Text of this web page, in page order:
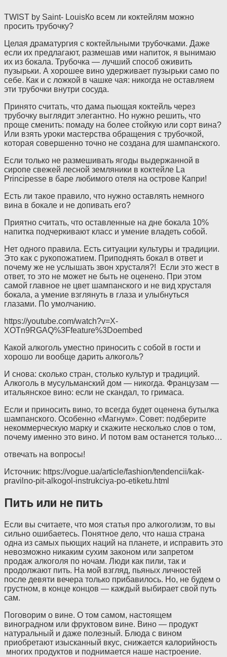
TWIST by Saint- LouisКо всем ли коктейлям можно
просить трубочку?
Целая драматургия с коктейльными трубочками. Даже
если их предлагают, размешав ими напиток, я вынимаю
их из бокала. Трубочка — лучший способ оживить
пузырьки. А хорошее вино удерживает пузырьки само по
себе. Как и с ложкой в чашке чая: никогда не оставляем
эти трубочки внутри сосуда.
Принято считать, что дама пьющая коктейль через
трубочку выглядит элегантно. Но нужно решить, что
проще сменить: помаду на более стойкую или сорт вина?
Или взять уроки мастерства обращения с трубочкой,
которая совершенно точно не создана для шампанского.
Если только не размешивать ягоды выдержанной в
сиропе свежей лесной земляники в коктейле La
Principesse в баре любимого отеля на острове Капри!
Есть ли такое правило, что нужно оставлять немного
вина в бокале и не допивать его?
Приятно считать, что оставленные на дне бокала 10%
напитка подчеркивают класс и умение владеть собой.
Нет одного правила. Есть ситуации культуры и традиции.
Это как с рукопожатием. Приподнять бокал в ответ и
почему же не услышать звон хрусталя?! Если это жест в
ответ, то это не может не быть не оценено. При этом
самой главное не цвет шампанского и не вид хрусталя
бокала, а умение взглянуть в глаза и улыбнуться
глазами. По умолчанию.
https://youtube.com/watch?v=X-
XOTn9RGAQ%3Ffeature%3Doembed
Какой алкоголь уместно приносить с собой в гости и
хорошо ли вообще дарить алкоголь?
И снова: сколько стран, столько культур и традиций.
Алкоголь в мусульманский дом — никогда. Французам —
итальянское вино: если не скандал, то гримаса.
Если и приносить вино, то всегда будет оценена бутылка
шампанского. Особенно «Магнум». Совет: подберите
некоммерческую марку и скажите несколько слов о том,
почему именно это вино. И потом вам останется только…
отвечать на вопросы!
Источник: https://vogue.ua/article/fashion/tendencii/kak-
pravilno-pit-alkogol-instrukciya-po-etiketu.html
Пить или не пить
Если вы считаете, что моя статья про алкоголизм, то вы
сильно ошибаетесь. Понятное дело, что наша страна
одна из самых пьющих наций на планете, и исправить это
невозможно никаким сухим законом или запретом
продаж алкоголя по ночам. Люди как пили, так и
продолжают пить. На мой взгляд, пьяных личностей
после девяти вечера только прибавилось. Но, не будем о
грустном, в конце концов — каждый выбирает свой путь
сам.
Поговорим о вине. О том самом, настоящем
виноградном или фруктовом вине. Вино — продукт
натуральный и даже полезный. Блюда с вином
приобретают изысканный вкус, снижается калорийность
многих продуктов и поднимается наше настроение.